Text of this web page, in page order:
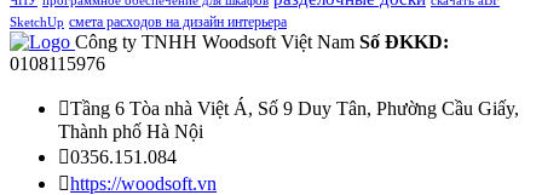
SketchUp смета расходов на дизайн интерьера
Công ty TNHH Woodsoft Việt Nam Số ĐKKD:
0108115976
Tầng 6 Tòa nhà Việt Á, Số 9 Duy Tân, Phường Cầu Giấy,
Thành phố Hà Nội
0356.151.084
https://woodsoft.vn